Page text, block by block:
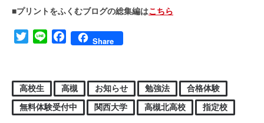
■プリントをふくむブログの総集編はこちら
TwitterLine FacebookShare
高校生 高槻 お知らせ 勉強法
合格体験
無料体験受付中
関西大学 高槻北高校 指定校